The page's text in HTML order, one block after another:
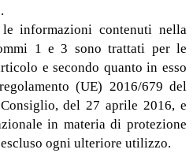
informazioni contenuti nella
1 e 3 sono trattati per le
e secondo quanto in esso
(UE) 2016/679 del
del 27 aprile 2016, e
in materia di protezione
ogni ulteriore utilizzo.